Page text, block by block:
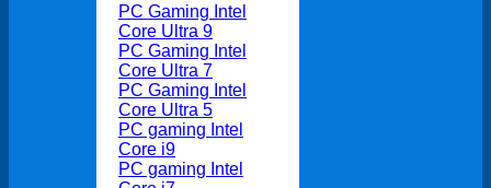
PC Gaming Intel
Core Ultra 9
PC Gaming Intel
Core Ultra 7
PC Gaming Intel
Core Ultra 5
PC gaming Intel
Core i9
PC gaming Intel